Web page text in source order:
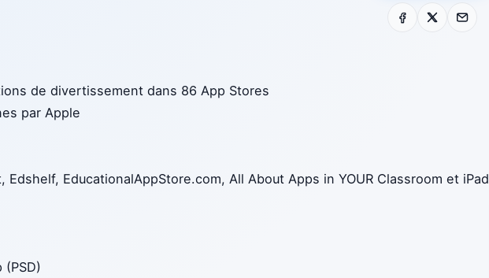
Facebook E-mail
de divertissement dans 86 App Stores
par Apple
Edshelf, EducationalAppStore.com, All About Apps in YOUR Classroom et iPad